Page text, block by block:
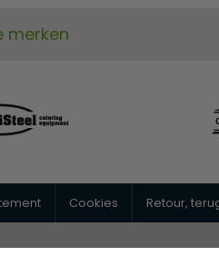
merken
Cookies Retour,